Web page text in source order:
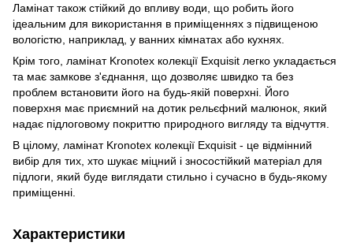
Ламінат також стійкий до впливу води, що робить його
ідеальним для використання в приміщеннях з підвищеною
вологістю, наприклад, у ванних кімнатах або кухнях.
Крім того, ламінат Kronotex колекції Exquisit легко укладається
та має замкове з'єднання, що дозволяє швидко та без
проблем встановити його на будь-якій поверхні. Його
поверхня має приємний на дотик рельєфний малюнок, який
надає підлоговому покриттю природного вигляду та відчуття.
В цілому, ламінат Kronotex колекції Exquisit - це відмінний
вибір для тих, хто шукає міцний і зносостійкий матеріал для
підлоги, який буде виглядати стильно і сучасно в будь-якому
приміщенні.
Характеристики